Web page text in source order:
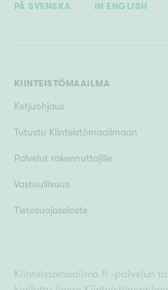
PÅ SVENSKA IN ENGLISH
KIINTEISTÖMAAILMA
Ketjuohjaus
Tutustu Kiinteistömaailmaan
Palvelut rakennuttajille
Vastuullisuus
Tietosuojaseloste
Kiinteistomaailma.fi -palvelun